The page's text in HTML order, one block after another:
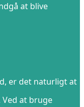
at blive
er det naturligt at
at bruge